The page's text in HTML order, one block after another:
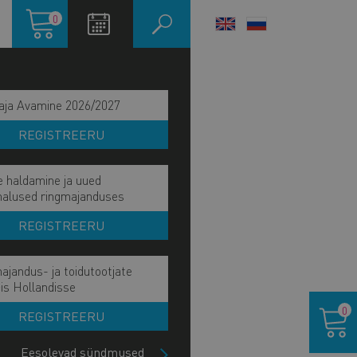
Ostukorv
0
Avamine 2026/2027
REGISTREERU
haldamine ja uued
ringmajanduses
REGISTREERU
ja toidutootjate
Hollandisse
REGISTREERU
Eesolevad sündmused
LANGUAGE
0
MÕJU JA EESMÄRK
TÖÖVÕIDUD